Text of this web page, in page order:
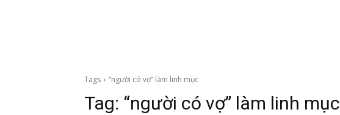
Tags “người có vợ” làm linh mục
Tag: “người có vợ” làm linh mục